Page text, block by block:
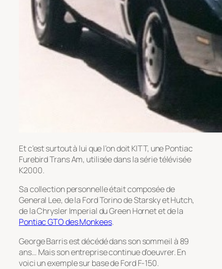
Et c’est surtout à lui que l’on doit KITT, une Pontiac
Furebird Trans Am, utilisée dans la série télévisée
K2000.
Sa collection personnelle était composée de
General Lee, de la Ford Torino de Starsky et Hutch,
de la Chrysler Imperial du Green Hornet et de la
Pontiac GTO des Monkees.
George Barris est décédé dans son sommeil à 89
ans… Mais son entreprise continue d’oeuvrer. En
voici un exemple sur base de Ford F-150.